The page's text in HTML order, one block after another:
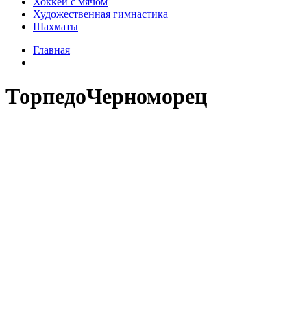
Художественная гимнастика
Шахматы
Главная
ТорпедоЧерноморец